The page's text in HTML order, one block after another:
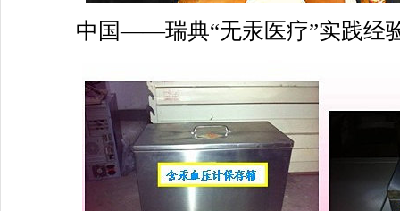
中国——瑞典“无汞医疗”实践经